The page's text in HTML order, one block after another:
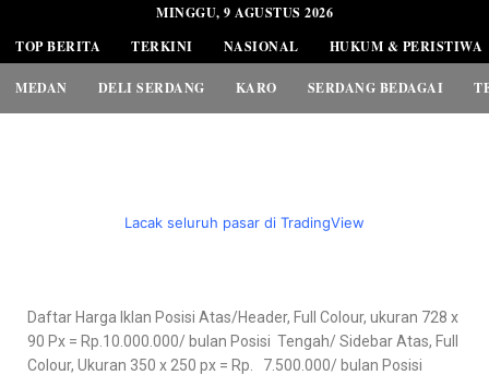
MINGGU, 9 AGUSTUS 2026
TOP BERITA
TERKINI NASIONAL HUKUM & PERISTIWA
MEDAN DELI SERDANG KARO SERDANG BEDAGAI
Lacak seluruh pasar di TradingView
Daftar Harga Iklan Posisi Atas/Header, Full Colour, ukuran 728 x
90 Px = Rp.10.000.000/ bulan Posisi Tengah/ Sidebar Atas, Full
Colour, Ukuran 350 x 250 px = Rp. 7.500.000/ bulan Posisi